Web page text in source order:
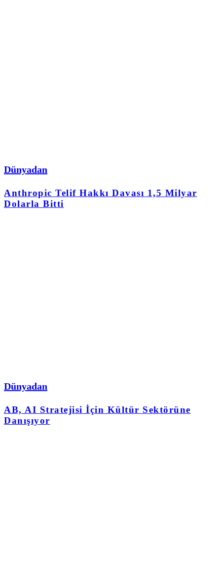
Dünyadan
Anthropic Telif Hakkı Davası 1,5 Milyar
Dolarla Bitti
Dünyadan
AB, AI Stratejisi İçin Kültür Sektörüne
Danışıyor